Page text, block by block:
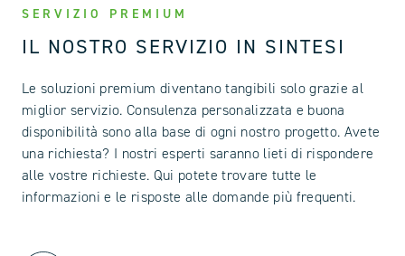
SERVIZIO PREMIUM
IL NOSTRO SERVIZIO IN SINTESI
Le soluzioni premium diventano tangibili solo grazie al
miglior servizio. Consulenza personalizzata e buona
disponibilità sono alla base di ogni nostro progetto. Avete
una richiesta? I nostri esperti saranno lieti di rispondere
alle vostre richieste. Qui potete trovare tutte le
informazioni e le risposte alle domande più frequenti.